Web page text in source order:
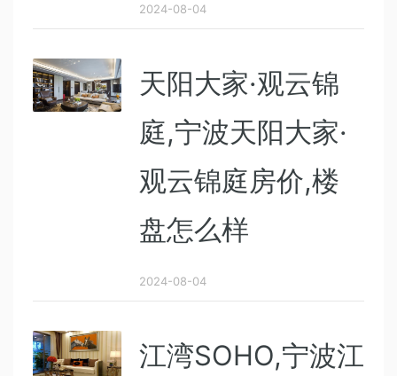
2024-08-04
天阳大家·观云锦
庭,宁波天阳大家·
观云锦庭房价,楼
盘怎么样
2024-08-04
江湾SOHO,宁波江